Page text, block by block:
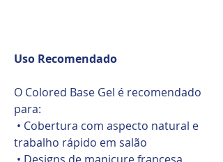
Uso Recomendado
O Colored Base Gel é recomendado
para:
• Cobertura com aspecto natural e
trabalho rápido em salão
• Designs de manicure francesa